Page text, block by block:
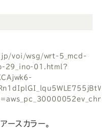
voi/wsg/wrt-5_mcd-
29_ino-01.html?
ースカラー。